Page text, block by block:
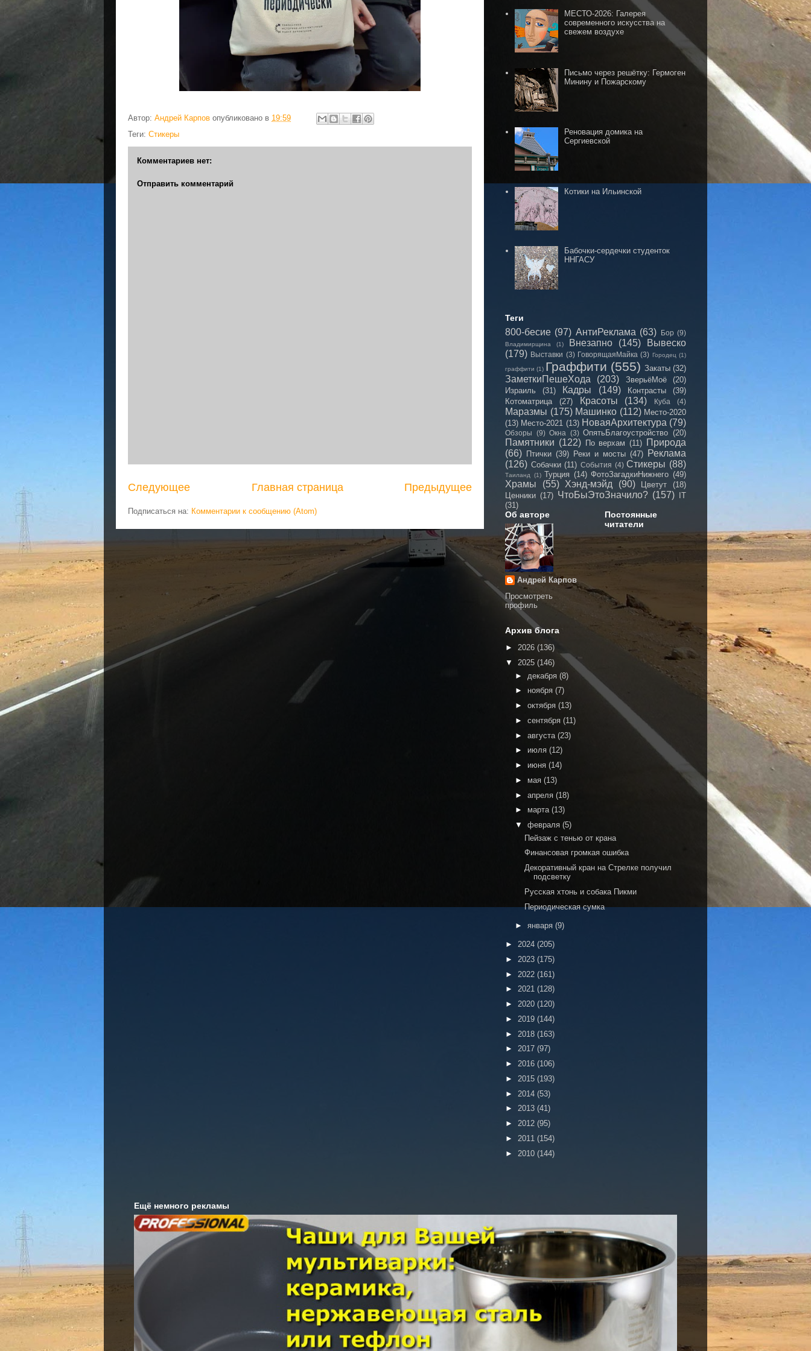
Автор: Андрей Карпов опубликовано в 19:59
Теги: Стикеры
Комментариев нет:
Отправить комментарий
Следующее Предыдущее
Главная страница
Подписаться на: Комментарии к сообщению (Atom)
МЕСТО-2026: Галерея
современного искусства на
свежем воздухе
Письмо через решётку: Гермоген
Минину и Пожарскому
Реновация домика на
Сергиевской
Котики на Ильинской
Бабочки-сердечки студенток
ННГАСУ
Теги
800-бесие (97) АнтиРеклама (63) Бор (9)
Владимирщина (1) Внезапно (145)
Вывеско
(179) Выставки (3) ГоворящаяМайка (3) Городец (1)
граффити (1) Граффити (555) Закаты (32)
ЗаметкиПешеХода (203) ЗверьёМоё
(20)
Израиль
(31) Кадры (149) Контрасты
(39)
Котоматрица
(27) Красоты (134) Куба (4)
Маразмы (175) Машинко (112) Место-2020
(13) Место-2021 (13) НоваяАрхитектура (79)
Обзоры (9) Окна (3) ОпятьБлагоустройство (20)
Памятники (122) По верхам (11) Природа
(66) Птички (39) Реки и мосты (47) Реклама
(126) Собачки (11) События (4) Стикеры (88)
Таиланд (1) Турция (14) ФотоЗагадкиНижнего (49)
Храмы (55) Хэнд-мэйд (90) Цветут
(18)
Ценники (17) ЧтоБыЭтоЗначило? (157)
IT
(31)
Об авторе
Андрей Карпов
Просмотреть
профиль
Постоянные
читатели
Архив блога
► 2026 (136)
▼ 2025 (146)
► декабря (8)
► ноября (7)
► октября (13)
► сентября (11)
► августа (23)
► июля (12)
► июня (14)
► мая (13)
► апреля (18)
► марта (13)
▼ февраля (5)
Пейзаж с тенью от крана
Финансовая громкая ошибка
Декоративный кран на Стрелке получил
подсветку
Русская хтонь и собака Пикми
Периодическая сумка
► января (9)
► 2024 (205)
► 2023 (175)
► 2022 (161)
► 2021 (128)
► 2020 (120)
► 2019 (144)
► 2018 (163)
► 2017 (97)
► 2016 (106)
► 2015 (193)
► 2014 (53)
► 2013 (41)
► 2012 (95)
► 2011 (154)
► 2010 (144)
Ещё немного рекламы